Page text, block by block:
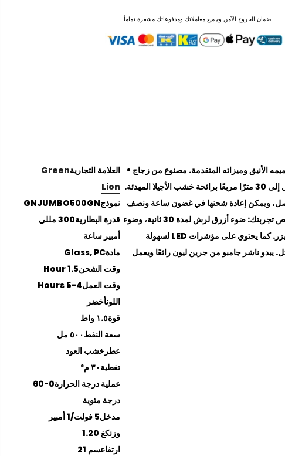
ضمان الخروج الآمن وجميع معاملاتك ومدفوعاتك مشفرة تماماً
الأنيق وميزاته المتقدمة. مصنوع من زجاج
عالي الجودة ومواد بولي كربونات قوية، يتميز هذا الناشر بسعة زيت 500 مل. يمكنه ملء ما يصل إلى 30 مترًا مربعًا برائحة خشب الأجيلا المهدئة.
الساعة من 4 إلى 5 ساعات من العطر المتواصل، ويمكن إعادة شحنها في غضون ساعة ونصف
بمنفذ Type-C. مزود بتحكم باللمس وثلاثة أوضاع رش متعددة الاستخدامات، مما يتيح لك تخصيص تجربتك: ضوء أزرق لرش لمدة 30 ثانية، وضوء
أخضر لرشات متقطعة لمدة 15 دقيقة، وضوء أرجواني لرذاذ مستمر. يتضمن الناشر تأثير ضوء الليزر. كما يحتوي على مؤشرات LED لسهولة
قطن للانتشار الأمثل. يبدو ناشر جامبو من جرين ليون رائعًا ويعمل
العلامة التجاريةGreen
Lion
نموذجGNJUMBO500GN
قدرة البطارية
300 مللي
أمبير ساعة
مادةGlass, PC
وقت الشحن1.5 Hour
وقت العمل4-5 Hours
اللونأخضر
قوة١.٥ واط
سعة النفط ٥٠٠ مل
عطرخشب العود
تغطية ٣٠ م²
عملية درجة الحرارة
0-60
درجة مئوية
مدخل5 فولت/1 أمبير
وزنكغ 1.20
ارتفاعسم 21